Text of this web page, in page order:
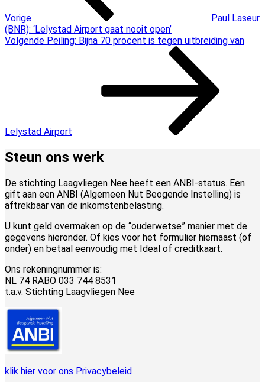
Vorige
Paul Laseur
(BNR): ‘Lelystad Airport gaat nooit open’
Volgend
Volgende Peiling: Bijna 70 procent is tegen uitbreiding van
Lelystad Airport
Steun ons werk
De stichting Laagvliegen Nee heeft een ANBI-status. Een
gift aan een ANBI (Algemeen Nut Beogende Instelling) is
aftrekbaar van de inkomstenbelasting.
U kunt geld overmaken op de “ouderwetse” manier met de
gegevens hieronder. Of kies voor het formulier hiernaast (of
onder) en betaal eenvoudig met Ideal of creditkaart.
Ons rekeningnummer is:
NL 74 RABO 033 744 8531
t.a.v. Stichting Laagvliegen Nee
klik hier voor ons Privacybeleid